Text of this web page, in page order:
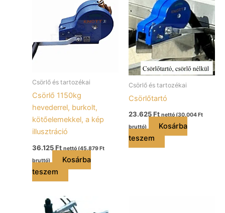
Csörlő és tartozékai
Csörlő 1150kg
hevederrel, burkolt,
kötőelemekkel, a kép
illusztráció
36.125Ft nettó (45.879Ft
bruttó)
Kosárba
teszem
Csörlő és tartozékai
Csörlőtartó
23.625Ft nettó (30.004 Ft
bruttó)
Kosárba
teszem